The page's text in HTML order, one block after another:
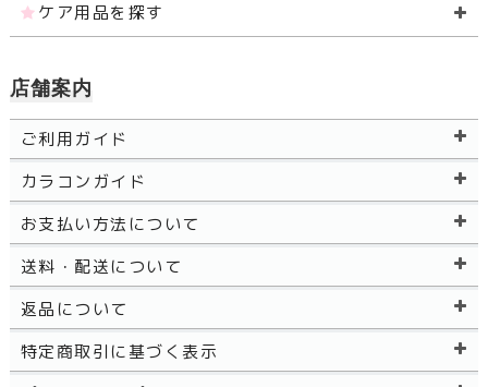
ケア用品を探す
店舗案内
ご利用ガイド
カラコンガイド
お支払い方法について
送料・配送について
返品について
特定商取引に基づく表示